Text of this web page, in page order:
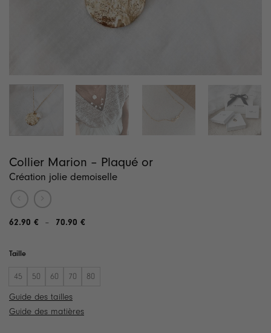
Collier Marion – Plaqué or
Création jolie demoiselle
62.90 € – 70.90 €Plage
Taille
45 50 60 70 80
Guide des tailles
Guide des matières